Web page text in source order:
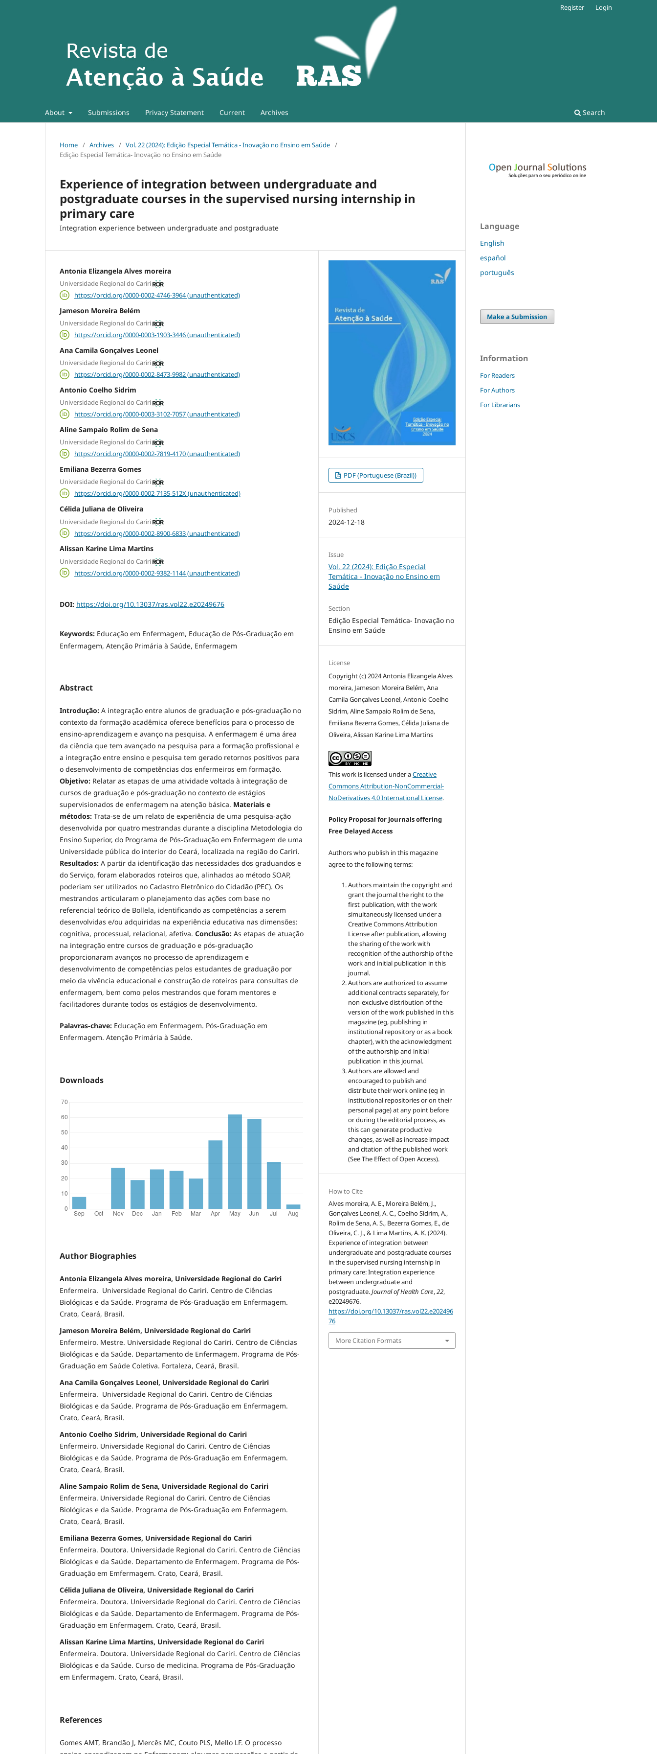
About Submissions Privacy Statement Current Archives Search
Register Login
Home / Archives / Vol. 22 (2024): Edição Especial Temática - Inovação no Ensino em Saúde /
Edição Especial Temática- Inovação no Ensino em Saúde
Experience of integration between undergraduate and
postgraduate courses in the supervised nursing internship in
primary care
Integration experience between undergraduate and postgraduate
Antonia Elizangela Alves moreira
Universidade Regional do Cariri
https://orcid.org/0000-0002-4746-3964 (unauthenticated)
Jameson Moreira Belém
Universidade Regional do Cariri
https://orcid.org/0000-0003-1903-3446 (unauthenticated)
Ana Camila Gonçalves Leonel
Universidade Regional do Cariri
https://orcid.org/0000-0002-8473-9982 (unauthenticated)
Antonio Coelho Sidrim
Universidade Regional do Cariri
https://orcid.org/0000-0003-3102-7057 (unauthenticated)
Aline Sampaio Rolim de Sena
Universidade Regional do Cariri
https://orcid.org/0000-0002-7819-4170 (unauthenticated)
Emiliana Bezerra Gomes
Universidade Regional do Cariri
https://orcid.org/0000-0002-7135-512X (unauthenticated)
Célida Juliana de Oliveira
Universidade Regional do Cariri
https://orcid.org/0000-0002-8900-6833 (unauthenticated)
Alissan Karine Lima Martins
Universidade Regional do Cariri
https://orcid.org/0000-0002-9382-1144 (unauthenticated)
DOI: https://doi.org/10.13037/ras.vol22.e20249676
Keywords: Educação em Enfermagem, Educação de Pós-Graduação em
Enfermagem, Atenção Primária à Saúde, Enfermagem
Abstract
Introdução: A integração entre alunos de graduação e pós-graduação no
contexto da formação acadêmica oferece benefícios para o processo de
ensino-aprendizagem e avanço na pesquisa. A enfermagem é uma área
da ciência que tem avançado na pesquisa para a formação profissional e
a integração entre ensino e pesquisa tem gerado retornos positivos para
o desenvolvimento de competências dos enfermeiros em formação.
Objetivo: Relatar as etapas de uma atividade voltada à integração de
cursos de graduação e pós-graduação no contexto de estágios
supervisionados de enfermagem na atenção básica. Materiais e
métodos: Trata-se de um relato de experiência de uma pesquisa-ação
desenvolvida por quatro mestrandas durante a disciplina Metodologia do
Ensino Superior, do Programa de Pós-Graduação em Enfermagem de uma
Universidade pública do interior do Ceará, localizada na região do Cariri.
Resultados: A partir da identificação das necessidades dos graduandos e
do Serviço, foram elaborados roteiros que, alinhados ao método SOAP,
poderiam ser utilizados no Cadastro Eletrônico do Cidadão (PEC). Os
mestrandos articularam o planejamento das ações com base no
referencial teórico de Bollela, identificando as competências a serem
desenvolvidas e/ou adquiridas na experiência educativa nas dimensões:
cognitiva, processual, relacional, afetiva. Conclusão: As etapas de atuação
na integração entre cursos de graduação e pós-graduação
proporcionaram avanços no processo de aprendizagem e
desenvolvimento de competências pelos estudantes de graduação por
meio da vivência educacional e construção de roteiros para consultas de
enfermagem, bem como pelos mestrandos que foram mentores e
facilitadores durante todos os estágios de desenvolvimento.
Palavras-chave: Educação em Enfermagem. Pós-Graduação em
Enfermagem. Atenção Primária à Saúde.
Downloads
Author Biographies
Antonia Elizangela Alves moreira, Universidade Regional do Cariri
Enfermeira. Universidade Regional do Cariri. Centro de Ciências
Biológicas e da Saúde. Programa de Pós-Graduação em Enfermagem.
Crato, Ceará, Brasil.
Jameson Moreira Belém, Universidade Regional do Cariri
Enfermeiro. Mestre. Universidade Regional do Cariri. Centro de Ciências
Biológicas e da Saúde. Departamento de Enfermagem. Programa de Pós-
Graduação em Saúde Coletiva. Fortaleza, Ceará, Brasil.
Ana Camila Gonçalves Leonel, Universidade Regional do Cariri
Enfermeira. Universidade Regional do Cariri. Centro de Ciências
Biológicas e da Saúde. Programa de Pós-Graduação em Enfermagem.
Crato, Ceará, Brasil.
Antonio Coelho Sidrim, Universidade Regional do Cariri
Enfermeiro. Universidade Regional do Cariri. Centro de Ciências
Biológicas e da Saúde. Programa de Pós-Graduação em Enfermagem.
Crato, Ceará, Brasil.
Aline Sampaio Rolim de Sena, Universidade Regional do Cariri
Enfermeira. Universidade Regional do Cariri. Centro de Ciências
Biológicas e da Saúde. Programa de Pós-Graduação em Enfermagem.
Crato, Ceará, Brasil.
Emiliana Bezerra Gomes, Universidade Regional do Cariri
Enfermeira. Doutora. Universidade Regional do Cariri. Centro de Ciências
Biológicas e da Saúde. Departamento de Enfermagem. Programa de Pós-
Graduação em Emfermagem. Crato, Ceará, Brasil.
Célida Juliana de Oliveira, Universidade Regional do Cariri
Enfermeira. Doutora. Universidade Regional do Cariri. Centro de Ciências
Biológicas e da Saúde. Departamento de Enfermagem. Programa de Pós-
Graduação em Enfermagem. Crato, Ceará, Brasil.
Alissan Karine Lima Martins, Universidade Regional do Cariri
Enfermeira. Doutora. Universidade Regional do Cariri. Centro de Ciências
Biológicas e da Saúde. Curso de medicina. Programa de Pós-Graduação
em Enfermagem. Crato, Ceará, Brasil.
References
Gomes AMT, Brandão J, Mercês MC, Couto PLS, Mello LF. O processo
PDF (Portuguese (Brazil))
Published
2024-12-18
Issue
Vol. 22 (2024): Edição Especial
Temática - Inovação no Ensino em
Saúde
Section
Edição Especial Temática- Inovação no
Ensino em Saúde
License
Copyright (c) 2024 Antonia Elizangela Alves
moreira, Jameson Moreira Belém, Ana
Camila Gonçalves Leonel, Antonio Coelho
Sidrim, Aline Sampaio Rolim de Sena,
Emiliana Bezerra Gomes, Célida Juliana de
Oliveira, Alissan Karine Lima Martins
This work is licensed under aCreative
Commons Attribution-NonCommercial-
NoDerivatives 4.0 International License.
Policy Proposal for Journals offering
Free Delayed Access
Authors who publish in this magazine
agree to the following terms:
Authors maintain the copyright and
grant the journal the right to the
first publication, with the work
simultaneously licensed under a
Creative Commons Attribution
License after publication, allowing
the sharing of the work with
recognition of the authorship of the
work and initial publication in this
journal.
Authors are authorized to assume
additional contracts separately, for
non-exclusive distribution of the
version of the work published in this
magazine (eg, publishing in
institutional repository or as a book
chapter), with the acknowledgment
of the authorship and initial
publication in this journal.
Authors are allowed and
encouraged to publish and
distribute their work online (eg in
institutional repositories or on their
personal page) at any point before
or during the editorial process, as
this can generate productive
changes, as well as increase impact
and citation of the published work
(See The Effect of Open Access).
How to Cite
Alves moreira, A. E., Moreira Belém, J.,
Gonçalves Leonel, A. C., Coelho Sidrim, A.,
Rolim de Sena, A. S., Bezerra Gomes, E., de
Oliveira, C. J., & Lima Martins, A. K. (2024).
Experience of integration between
undergraduate and postgraduate courses
in the supervised nursing internship in
primary care: Integration experience
between undergraduate and
postgraduate.Journal of Health Care,22,
e20249676.
https://doi.org/10.13037/ras.vol22.e202496
76
More Citation Formats
Language
English
español
português
Make a Submission
Information
For Readers
For Authors
For Librarians